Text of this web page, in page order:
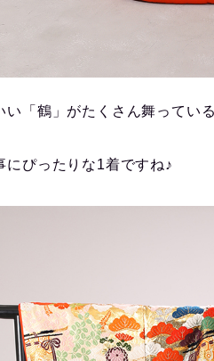
い「鶴」がたくさん舞ってい
にぴったりな1着ですね♪